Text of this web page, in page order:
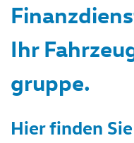
Ihr
gruppe.
Hier finden